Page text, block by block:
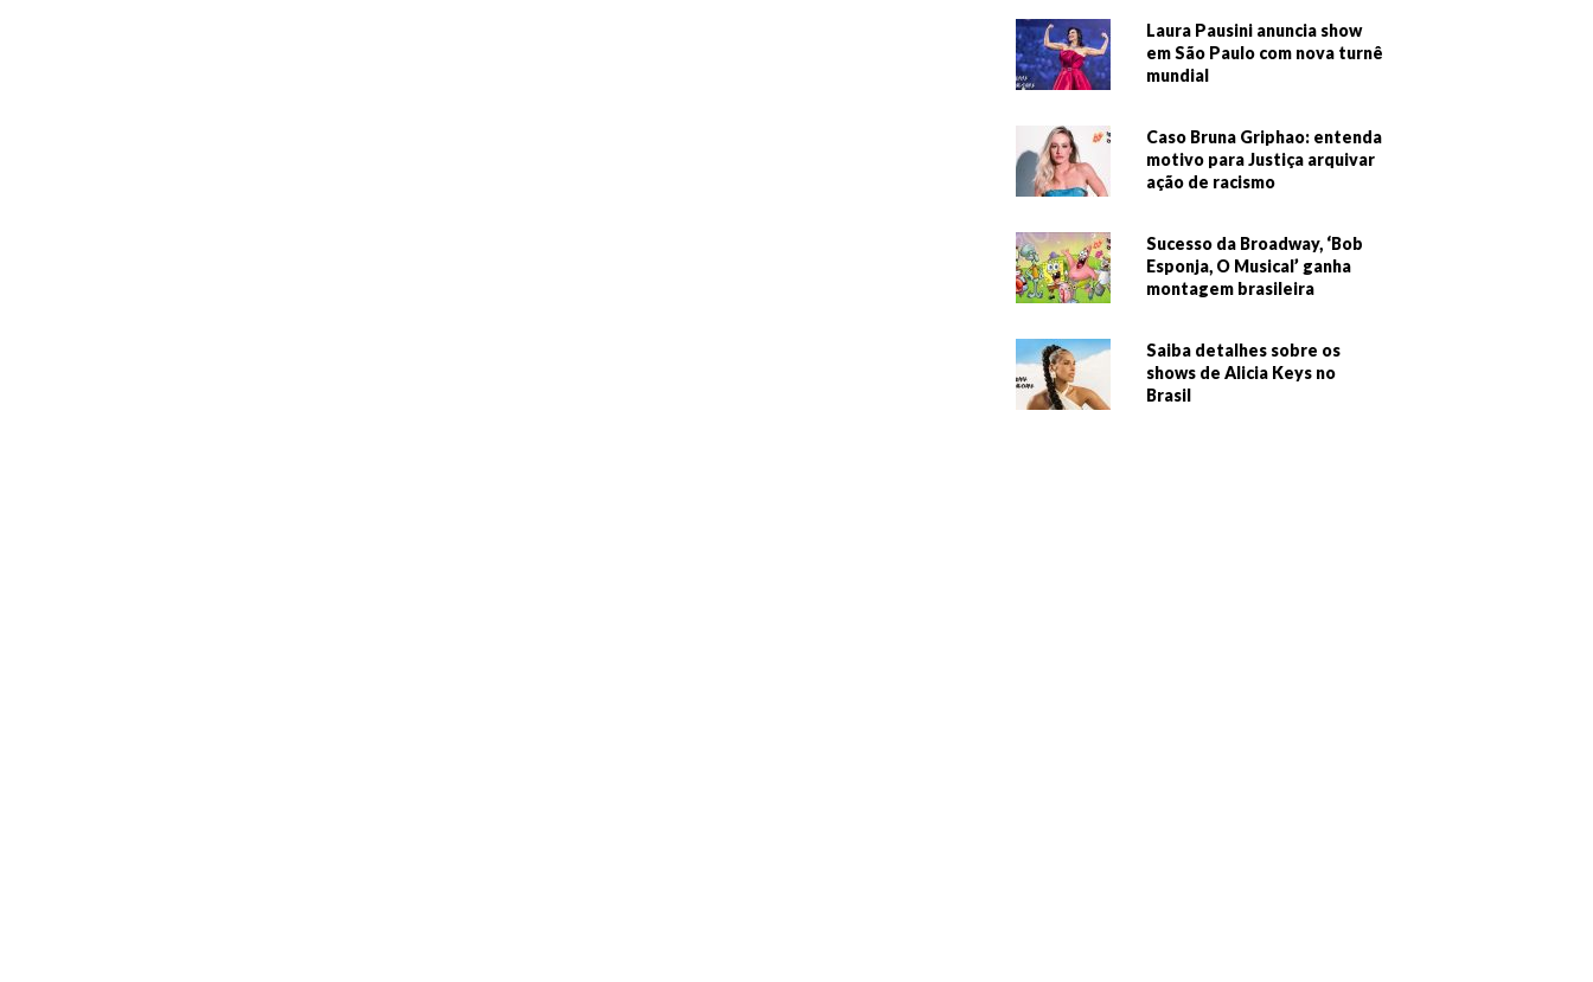
Laura Pausini anuncia show
em São Paulo com nova turnê
mundial
Caso Bruna Griphao: entenda
motivo para Justiça arquivar
ação de racismo
Sucesso da Broadway, ‘Bob
Esponja, O Musical’ ganha
montagem brasileira
Saiba detalhes sobre os
shows de Alicia Keys no
Brasil